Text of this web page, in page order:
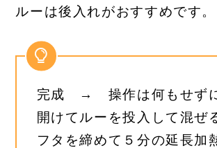
ルーは後入れがおすすめです。
完成 → 操作は何もせず
開けてルーを投入して混
フタを締めて５分の延長